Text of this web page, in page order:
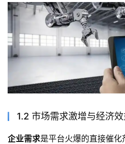
1.2 市场需求激增与经济效
企业需求是平台火爆的直接催化